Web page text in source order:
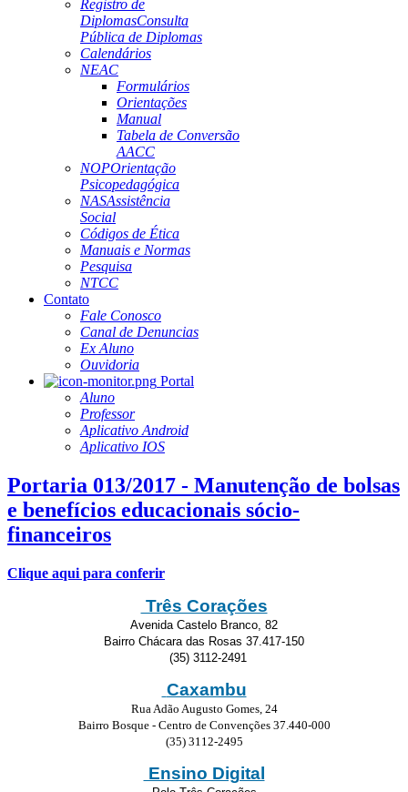
Registro de
DiplomasConsulta
Pública de Diplomas
Calendários
NEAC
Formulários
Orientações
Manual
Tabela de Conversão
AACC
NOPOrientação
Psicopedagógica
NASAssistência
Social
Códigos de Ética
Manuais e Normas
Pesquisa
NTCC
Contato
Fale Conosco
Canal de Denuncias
Ex Aluno
Ouvidoria
Portal
Aluno
Professor
Aplicativo Android
Aplicativo IOS
Portaria 013/2017 - Manutenção de bolsas
e benefícios educacionais sócio-
financeiros
Clique aqui para conferir
Três Corações
Avenida Castelo Branco, 82
Bairro Chácara das Rosas 37.417-150
(35) 3112-2491
Caxambu
Rua Adão Augusto Gomes, 24
Bairro Bosque - Centro de Convenções 37.440-000
(35) 3112-2495
Ensino Digital